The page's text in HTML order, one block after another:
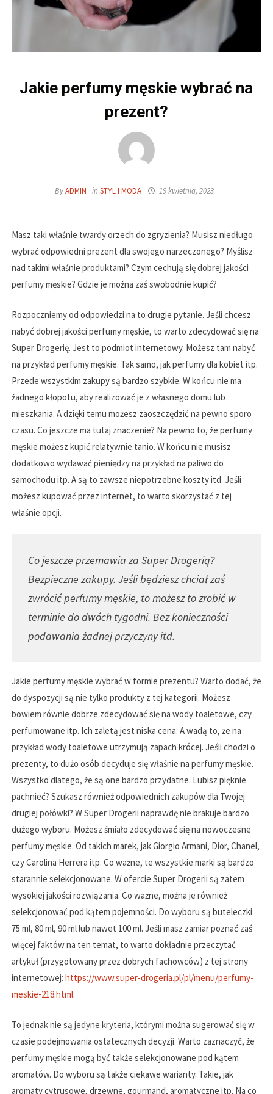
Jakie perfumy męskie wybrać na
prezent?
ByADMIN inSTYL I MODA 19 kwietnia, 2023
Masz taki właśnie twardy orzech do zgryzienia? Musisz niedługo
wybrać odpowiedni prezent dla swojego narzeczonego? Myślisz
nad takimi właśnie produktami? Czym cechują się dobrej jakości
perfumy męskie? Gdzie je można zaś swobodnie kupić?
Rozpoczniemy od odpowiedzi na to drugie pytanie. Jeśli chcesz
nabyć dobrej jakości perfumy męskie, to warto zdecydować się na
Super Drogerię. Jest to podmiot internetowy. Możesz tam nabyć
na przykład perfumy męskie. Tak samo, jak perfumy dla kobiet itp.
Przede wszystkim zakupy są bardzo szybkie. W końcu nie ma
żadnego kłopotu, aby realizować je z własnego domu lub
mieszkania. A dzięki temu możesz zaoszczędzić na pewno sporo
czasu. Co jeszcze ma tutaj znaczenie? Na pewno to, że perfumy
męskie możesz kupić relatywnie tanio. W końcu nie musisz
dodatkowo wydawać pieniędzy na przykład na paliwo do
samochodu itp. A są to zawsze niepotrzebne koszty itd. Jeśli
możesz kupować przez internet, to warto skorzystać z tej
właśnie opcji.
Co jeszcze przemawia za Super Drogerią?
Bezpieczne zakupy. Jeśli będziesz chciał zaś
zwrócić perfumy męskie, to możesz to zrobić w
terminie do dwóch tygodni. Bez konieczności
podawania żadnej przyczyny itd.
Jakie perfumy męskie wybrać w formie prezentu? Warto dodać, że
do dyspozycji są nie tylko produkty z tej kategorii. Możesz
bowiem równie dobrze zdecydować się na wody toaletowe, czy
perfumowane itp. Ich zaletą jest niska cena. A wadą to, że na
przykład wody toaletowe utrzymują zapach krócej. Jeśli chodzi o
prezenty, to dużo osób decyduje się właśnie na perfumy męskie.
Wszystko dlatego, że są one bardzo przydatne. Lubisz pięknie
pachnieć? Szukasz również odpowiednich zakupów dla Twojej
drugiej połówki? W Super Drogerii naprawdę nie brakuje bardzo
dużego wyboru. Możesz śmiało zdecydować się na nowoczesne
perfumy męskie. Od takich marek, jak Giorgio Armani, Dior, Chanel,
czy Carolina Herrera itp. Co ważne, te wszystkie marki są bardzo
starannie selekcjonowane. W ofercie Super Drogerii są zatem
wysokiej jakości rozwiązania. Co ważne, można je również
selekcjonować pod kątem pojemności. Do wyboru są buteleczki
75 ml, 80 ml, 90 ml lub nawet 100 ml. Jeśli masz zamiar poznać zaś
więcej faktów na ten temat, to warto dokładnie przeczytać
artykuł (przygotowany przez dobrych fachowców) z tej strony
internetowej: https://www.super-drogeria.pl/pl/menu/perfumy-
meskie-218.html.
To jednak nie są jedyne kryteria, którymi można sugerować się w
czasie podejmowania ostatecznych decyzji. Warto zaznaczyć, że
perfumy męskie mogą być także selekcjonowane pod kątem
aromatów. Do wyboru są także ciekawe warianty. Takie, jak
aromaty cytrusowe, drzewne, gourmand, aromatyczne itp. Na co